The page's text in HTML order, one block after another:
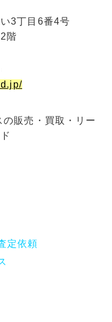
3丁目6番4号
階
販売・買取・リー
定依頼